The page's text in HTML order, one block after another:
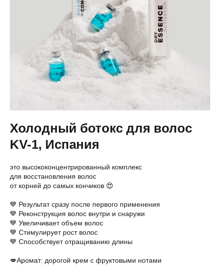
Холодный ботокс для волос
KV-1, Испания
это высококонцентрированный комплекс
для восстановления волос
от корней до самых кончиков 😍
💙 Результат сразу после первого применения
💙 Реконструкция волос внутри и снаружи
💙 Увеличивает объем волос
💙 Стимулирует рост волос
💙 Способствует отращиванию длины
💋Аромат: дорогой крем с фруктовыми нотами